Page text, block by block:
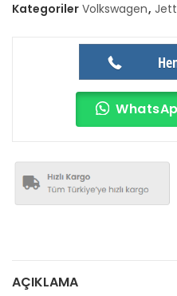
Kategoriler Volkswagen,
AÇIKLAMA